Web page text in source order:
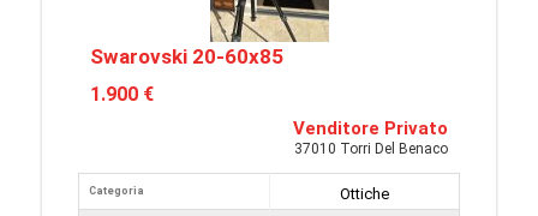
Swarovski 20-60x85
1.900 €
Venditore Privato
37010 Torri Del Benaco
Categoria Ottiche